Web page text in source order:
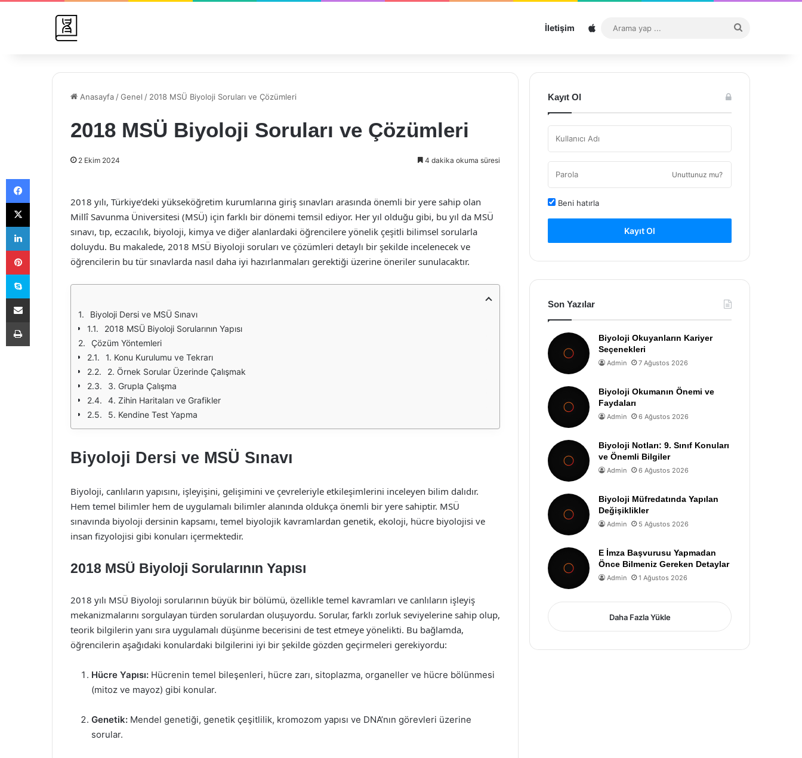
İletişim Sitemap
...
Anasayfa /Genel / 2018 MSÜ Biyoloji Soruları ve Çözümleri
2018 MSÜ Biyoloji Soruları ve Çözümleri
2 Ekim 2024 4 dakika okuma süresi
2018 yılı, Türkiye’deki yükseköğretim kurumlarına giriş sınavları arasında önemli bir yere sahip olan
Millî Savunma Üniversitesi (MSÜ) için farklı bir dönemi temsil ediyor. Her yıl olduğu gibi, bu yıl da MSÜ
sınavı, tıp, eczacılık, biyoloji, kimya ve diğer alanlardaki öğrencilere yönelik çeşitli bilimsel sorularla
doluydu. Bu makalede, 2018 MSÜ Biyoloji soruları ve çözümleri detaylı bir şekilde incelenecek ve
öğrencilerin bu tür sınavlarda nasıl daha iyi hazırlanmaları gerektiği üzerine öneriler sunulacaktır.
Biyoloji Dersi ve MSÜ Sınavı
2018 MSÜ Biyoloji Sorularının Yapısı
Çözüm Yöntemleri
1. Konu Kurulumu ve Tekrarı
2. Örnek Sorular Üzerinde Çalışmak
3. Grupla Çalışma
4. Zihin Haritaları ve Grafikler
5. Kendine Test Yapma
Biyoloji Dersi ve MSÜ Sınavı
Biyoloji, canlıların yapısını, işleyişini, gelişimini ve çevreleriyle etkileşimlerini inceleyen bilim dalıdır.
Hem temel bilimler hem de uygulamalı bilimler alanında oldukça önemli bir yere sahiptir. MSÜ
sınavında biyoloji dersinin kapsamı, temel biyolojik kavramlardan genetik, ekoloji, hücre biyolojisi ve
insan fizyolojisi gibi konuları içermektedir.
2018 MSÜ Biyoloji Sorularının Yapısı
2018 yılı MSÜ Biyoloji sorularının büyük bir bölümü, özellikle temel kavramları ve canlıların işleyiş
mekanizmalarını sorgulayan türden sorulardan oluşuyordu. Sorular, farklı zorluk seviyelerine sahip olup,
teorik bilgilerin yanı sıra uygulamalı düşünme becerisini de test etmeye yönelikti. Bu bağlamda,
öğrencilerin aşağıdaki konulardaki bilgilerini iyi bir şekilde gözden geçirmeleri gerekiyordu:
Hücre Yapısı: Hücrenin temel bileşenleri, hücre zarı, sitoplazma, organeller ve hücre bölünmesi
(mitoz ve mayoz) gibi konular.
Genetik: Mendel genetiği, genetik çeşitlilik, kromozom yapısı ve DNA’nın görevleri üzerine
sorular.
Kayıt Ol
Unuttunuz mu?
Beni hatırla
Kayıt Ol
Son Yazılar
Biyoloji Okuyanların Kariyer
Seçenekleri
Admin 7 Ağustos 2026
Biyoloji Okumanın Önemi ve
Faydaları
Admin 6 Ağustos 2026
Biyoloji Notları: 9. Sınıf Konuları
ve Önemli Bilgiler
Admin 6 Ağustos 2026
Biyoloji Müfredatında Yapılan
Değişiklikler
Admin 5 Ağustos 2026
E İmza Başvurusu Yapmadan
Önce Bilmeniz Gereken Detaylar
Admin 1 Ağustos 2026
Daha Fazla Yükle
Facebook
X
LinkedIn
Pinterest
Skype
E-Posta ile paylaş